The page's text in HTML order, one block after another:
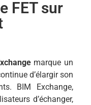
FET sur
marque un
d’élargir son
BIM Exchange,
d’échanger,